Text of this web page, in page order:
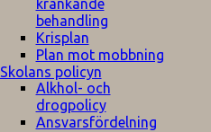
kränkande
behandling
Krisplan
Plan mot mobbning
Skolans policyn
Alkhol- och
drogpolicy
Ansvarsfördelning